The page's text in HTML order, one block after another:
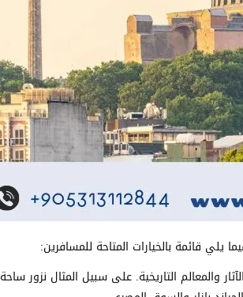
قائمة بالخيارات المتاحة للمسافرين:
والمعالم التاريخية. على سبيل المثال نزور ساحة